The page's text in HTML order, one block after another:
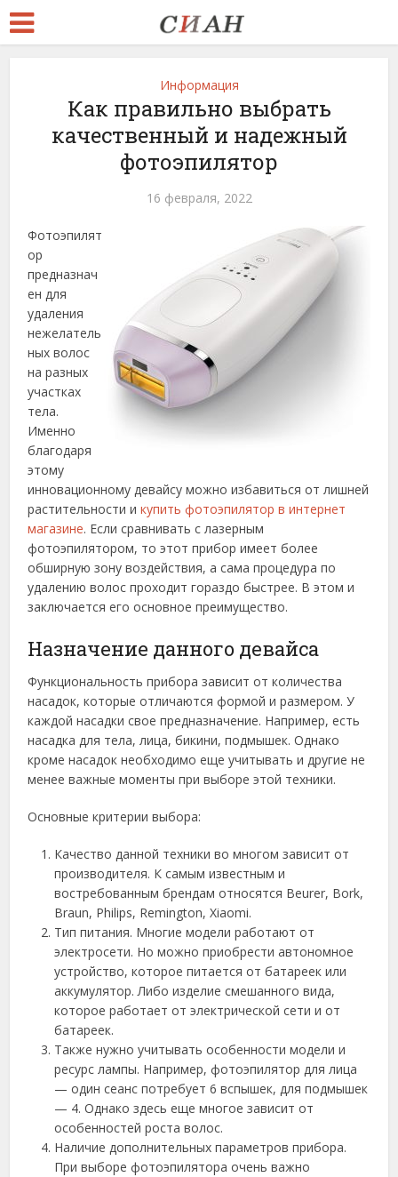
Информация
Как правильно выбрать
качественный и надежный
фотоэпилятор
16 февраля, 2022
Фотоэпилят
ор
предназнач
ен для
удаления
нежелатель
ных волос
на разных
участках
тела.
Именно
благодаря
этому
инновационному девайсу можно избавиться от лишней
растительности икупить фотоэпилятор в интернет
магазине. Если сравнивать с лазерным
фотоэпилятором, то этот прибор имеет более
обширную зону воздействия, а сама процедура по
удалению волос проходит гораздо быстрее. В этом и
заключается его основное преимущество.
Назначение данного девайса
Функциональность прибора зависит от количества
насадок, которые отличаются формой и размером. У
каждой насадки свое предназначение. Например, есть
насадка для тела, лица, бикини, подмышек. Однако
кроме насадок необходимо еще учитывать и другие не
менее важные моменты при выборе этой техники.
Основные критерии выбора:
Качество данной техники во многом зависит от
производителя. К самым известным и
востребованным брендам относятся Beurer, Bork,
Braun, Philips, Remington, Xiaomi.
Тип питания. Многие модели работают от
электросети. Но можно приобрести автономное
устройство, которое питается от батареек или
аккумулятор. Либо изделие смешанного вида,
которое работает от электрической сети и от
батареек.
Также нужно учитывать особенности модели и
ресурс лампы. Например, фотоэпилятор для лица
— один сеанс потребует 6 вспышек, для подмышек
— 4. Однако здесь еще многое зависит от
особенностей роста волос.
Наличие дополнительных параметров прибора.
При выборе фотоэпилятора очень важно